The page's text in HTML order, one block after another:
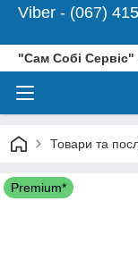
Viber - (067)
"Сам Собі Сервіс"
Товари та
Premium*